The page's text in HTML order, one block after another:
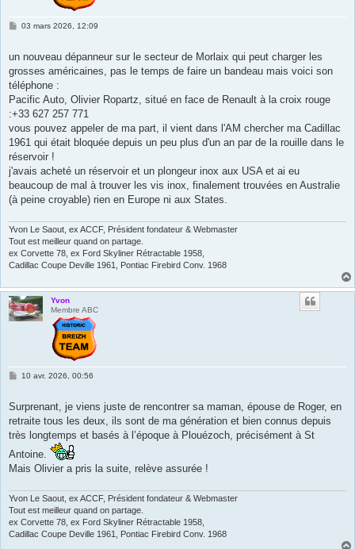
M
s
a
g
e
03 mars 2026, 12:09
un nouveau dépanneur sur le secteur de Morlaix qui peut charger les
grosses américaines, pas le temps de faire un bandeau mais voici son
téléphone :
Pacific Auto, Olivier Ropartz, situé en face de Renault à la croix rouge
:+33 627 257 771
vous pouvez appeler de ma part, il vient dans l'AM chercher ma Cadillac
1961 qui était bloquée depuis un peu plus d'un an par de la rouille dans le
réservoir !
j'avais acheté un réservoir et un plongeur inox aux USA et ai eu
beaucoup de mal à trouver les vis inox, finalement trouvées en Australie
(à peine croyable) rien en Europe ni aux States.
Yvon Le Saout, ex ACCF, Président fondateur & Webmaster
Tout est meilleur quand on partage.
ex Corvette 78, ex Ford Skyliner Rétractable 1958,
Cadillac Coupe Deville 1961, Pontiac Firebird Conv. 1968
Yvon
Membre ABC
M
s
a
g
e
10 avr. 2026, 00:56
Surprenant, je viens juste de rencontrer sa maman, épouse de Roger, en
retraite tous les deux, ils sont de ma génération et bien connus depuis
très longtemps et basés à l’époque à Plouézoch, précisément à St
Antoine.
Mais Olivier a pris la suite, relève assurée !
Yvon Le Saout, ex ACCF, Président fondateur & Webmaster
Tout est meilleur quand on partage.
ex Corvette 78, ex Ford Skyliner Rétractable 1958,
Cadillac Coupe Deville 1961, Pontiac Firebird Conv. 1968